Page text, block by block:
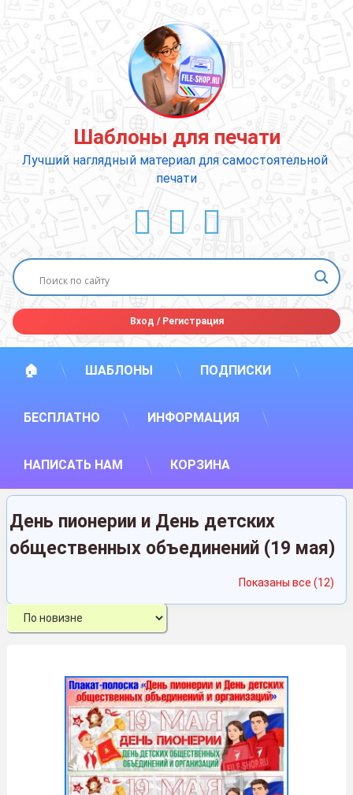
содержимому
Шаблоны для печати
Лучший наглядный материал для самостоятельной
печати
ВКонтакте
YouTube
E-mail
Вход /Регистрация
🏠 ШАБЛОНЫ ПОДПИСКИ
БЕСПЛАТНО ИНФОРМАЦИЯ
НАПИСАТЬ НАМ КОРЗИНА
День пионерии и День детских
общественных объединений (19 мая)
Показаны все (12)